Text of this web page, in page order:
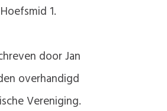
1.
door Jan
overhandigd
Vereniging.